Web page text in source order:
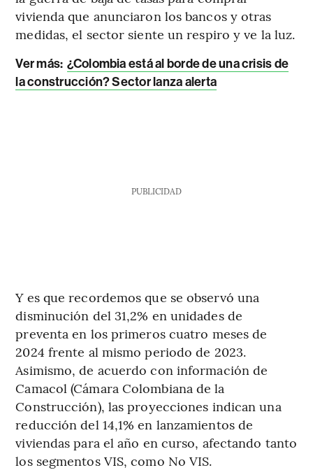
vivienda que anunciaron los bancos y otras
medidas, el sector siente un respiro y ve la luz.
Ver más: ¿Colombia está al borde de una crisis de
la construcción? Sector lanza alerta
PUBLICIDAD
Y es que recordemos que se observó una
disminución del 31,2% en unidades de
preventa en los primeros cuatro meses de
2024 frente al mismo periodo de 2023.
Asimismo, de acuerdo con información de
Camacol (Cámara Colombiana de la
Construcción), las proyecciones indican una
reducción del 14,1% en lanzamientos de
viviendas para el año en curso, afectando tanto
los segmentos VIS, como No VIS.